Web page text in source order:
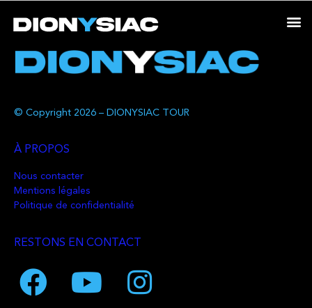
© Copyright 2026 – DIONYSIAC TOUR
À PROPOS
Nous contacter
Mentions légales
Politique de confidentialité
RESTONS EN CONTACT